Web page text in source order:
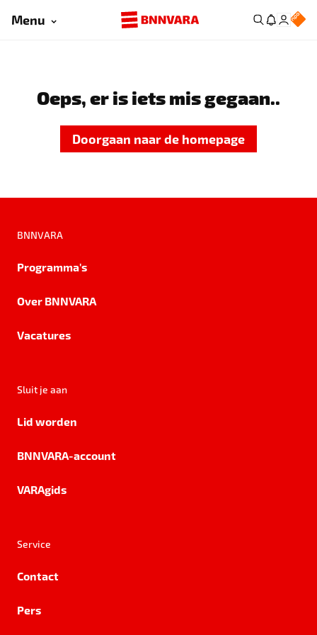
Menu
Oeps, er is iets mis gegaan..
Doorgaan naar de homepage
BNNVARA
Programma's
Over BNNVARA
Vacatures
Sluit je aan
Lid worden
BNNVARA-account
VARAgids
Service
Contact
Pers